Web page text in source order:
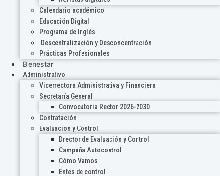
Calendario académico
Educación Digital
Programa de Inglés
Descentralización y Desconcentración
Prácticas Profesionales
Bienestar
Administrativo
Vicerrectora Administrativa y Financiera
Secretaría General
Convocatoria Rector 2026-2030
Contratación
Evaluación y Control
Drector de Evaluación y Control
Campaña Autocontrol
Cómo Vamos
Entes de control